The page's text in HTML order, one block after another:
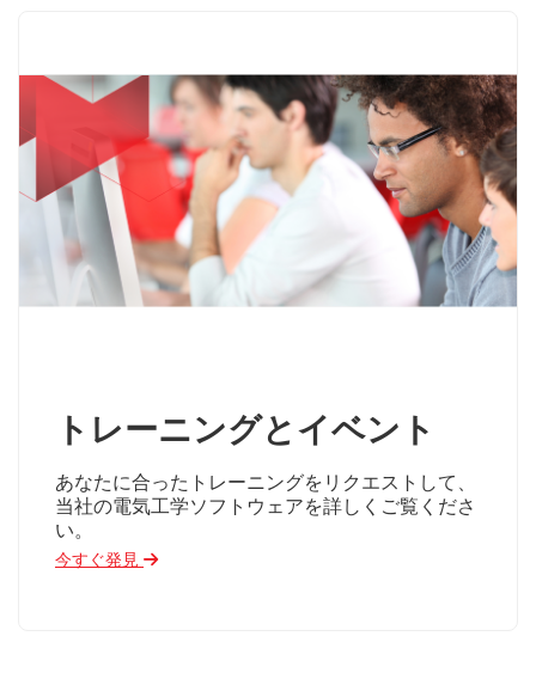
トレーニングとイベント
あなたに合ったトレーニングをリクエストして、
当社の電気工学ソフトウェアを詳しくご覧くださ
い。
今すぐ発見